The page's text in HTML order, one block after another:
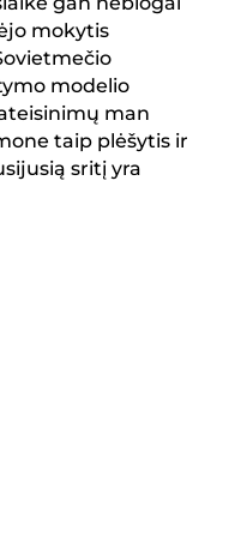
mokytis
modelio
man
taip plėšytis ir
sritį yra